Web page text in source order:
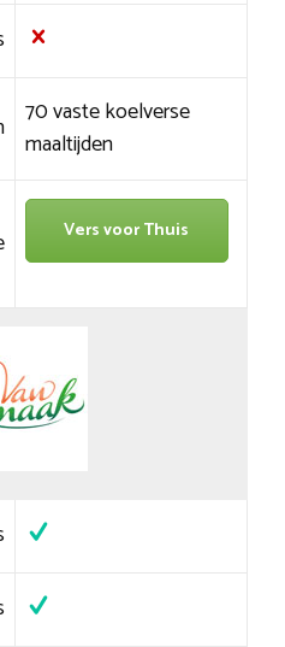
70 vaste koelverse
maaltijden
Vers voor Thuis